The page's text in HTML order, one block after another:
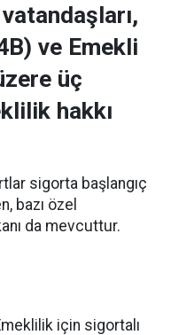
,
ve Emekli
üç
hakkı
sigorta başlangıç
bazı özel
da mevcuttur.
için sigortalı